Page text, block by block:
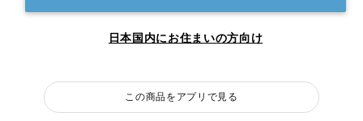
日本国内にお住まいの方向け
この商品をアプリで見る